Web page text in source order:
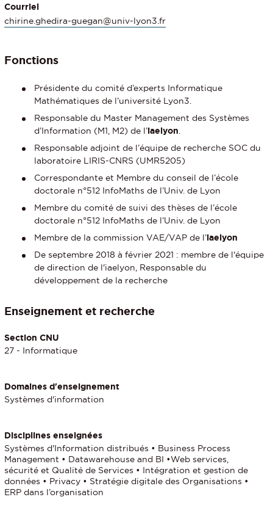
Courriel
chirine.ghedira-guegan@univ-lyon3.fr
Fonctions
Présidente du comité d’experts Informatique
Mathématiques de l’université Lyon3.
Responsable du Master Management des Systèmes
d’Information (M1, M2) de l’iaelyon
Responsable adjoint de l’équipe de recherche SOC du
laboratoire LIRIS-CNRS (UMR5205)
Correspondante et Membre du conseil de l’école
doctorale n°512 InfoMaths de l’Univ. de Lyon
Membre du comité de suivi des thèses de l’école
doctorale n°512 InfoMaths de l’Univ. de Lyon
Membre de la commission VAE/VAP de l’iaelyon
De septembre 2018 à février 2021 : membre de l'équipe
de direction de l'iaelyon, Responsable du
développement de la recherche
Enseignement et recherche
Section CNU
27 - Informatique
Domaines d'enseignement
Systèmes d'information
Disciplines enseignées
Systèmes d'Information distribués • Business Process
Management • Datawarehouse and BI •Web services,
sécurité et Qualité de Services • Intégration et gestion de
données • Privacy • Stratégie digitale des Organisations •
ERP dans l’organisation